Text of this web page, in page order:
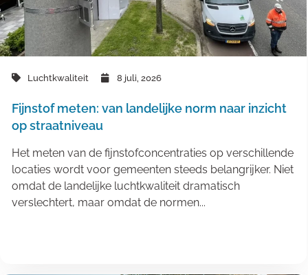
Luchtkwaliteit 8 juli, 2026
Fijnstof meten: van landelijke norm naar inzicht
op straatniveau
Het meten van de fijnstofconcentraties op verschillende
locaties wordt voor gemeenten steeds belangrijker. Niet
omdat de landelijke luchtkwaliteit dramatisch
verslechtert, maar omdat de normen...